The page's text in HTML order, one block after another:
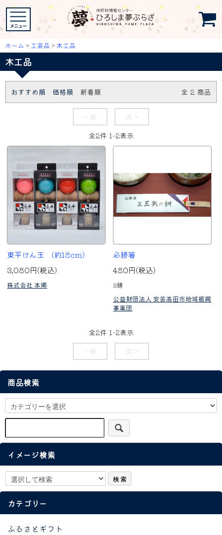
ホーム > 工芸品 > 木工品
木工品
おすすめ順 価格順 新着順 全 2 商品
< 前
次 >
全2件 1-2表示
東平けん玉 (約18cm)
3,080円(税込)
株式会社 本郷
必勝箸
480円(税込)
3膳
公益財団法人 安芸高田市地域振興
事業団
全2件 1-2表示
< 前
次 >
商品検索
イメージ検索
カテゴリー
ふるさとギフト